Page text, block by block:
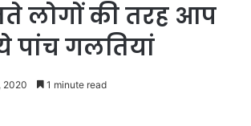
लोगों की तरह आप
पांच गलतियां
2020 1 minute read